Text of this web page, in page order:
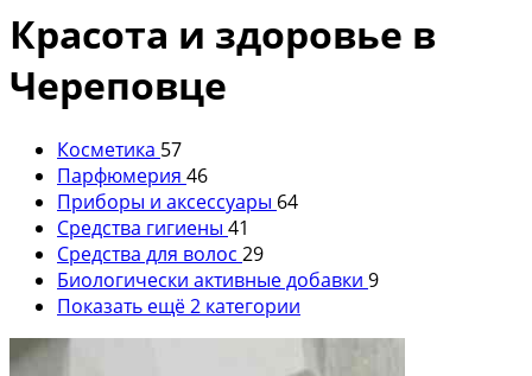
Красота и здоровье в
Череповце
Косметика 57
Парфюмерия 46
Приборы и аксессуары 64
Средства гигиены 41
Средства для волос 29
Биологически активные добавки 9
Показать ещё 2 категории